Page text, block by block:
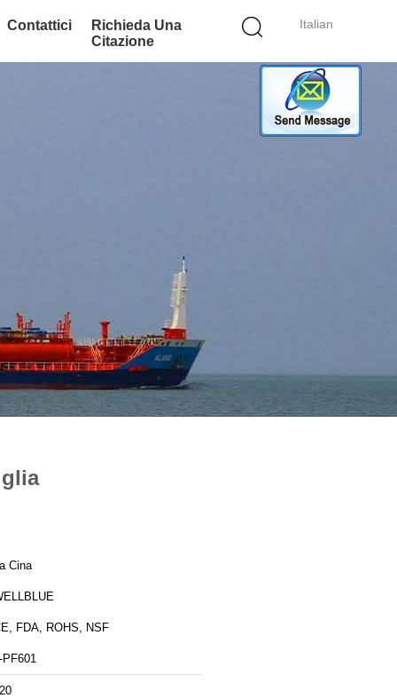
Italian
Contattici
Richieda Una
Citazione
Cina
FDA, ROHS, NSF
PF601